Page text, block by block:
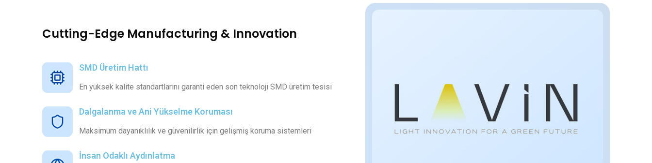
Cutting-Edge Manufacturing & Innovation
SMD Üretim Hattı
En yüksek kalite standartlarını garanti eden son teknoloji SMD üretim tesisi
Dalgalanma ve Ani Yükselme Koruması
Maksimum dayanıklılık ve güvenilirlik için gelişmiş koruma sistemleri
İnsan Odaklı Aydınlatma